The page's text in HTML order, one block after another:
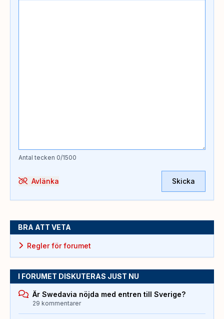
Antal tecken 0/1500
Avlänka Skicka
BRA ATT VETA
Regler för forumet
I FORUMET DISKUTERAS JUST NU
Är Swedavia nöjda med entren till Sverige?
29 kommentarer